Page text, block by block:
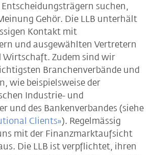
suchen,
Gehör. Die LLB unterhält
Kontakt mit
und ausgewählten Vertretern
Wirtschaft. Zudem sind wir
Branchenverbände und
wie beispielsweise der
Industrie- und
und des Bankenverbandes (siehe
Clients»). Regelmässig
mit der Finanzmarktaufsicht
Die LLB ist verpflichtet, ihren